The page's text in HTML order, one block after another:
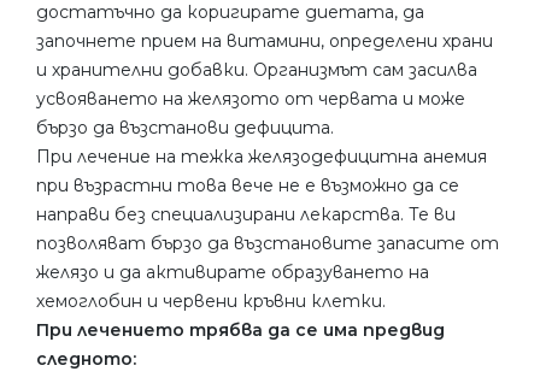
достатъчно да коригирате диетата, да
започнете прием на витамини, определени храни
и хранителни добавки. Организмът сам засилва
усвояването на желязото от червата и може
бързо да възстанови дефицита.
При лечение на тежка желязодефицитна анемия
при възрастни това вече не е възможно да се
направи без специализирани лекарства. Те ви
позволяват бързо да възстановите запасите от
желязо и да активирате образуването на
хемоглобин и червени кръвни клетки.
При лечението трябва да се има предвид
следното: